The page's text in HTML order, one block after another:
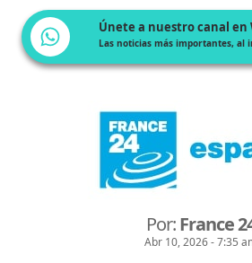
Únete a nuestro canal en
Las noticias más importantes, al
Por:France
Abr 10, 2026 - 7:35